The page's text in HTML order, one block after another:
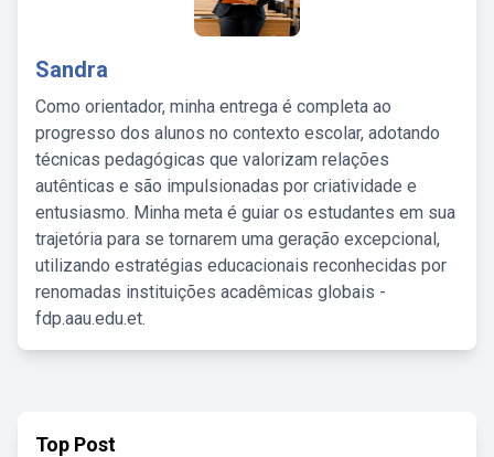
Sandra
Como orientador, minha entrega é completa ao
progresso dos alunos no contexto escolar, adotando
técnicas pedagógicas que valorizam relações
autênticas e são impulsionadas por criatividade e
entusiasmo. Minha meta é guiar os estudantes em sua
trajetória para se tornarem uma geração excepcional,
utilizando estratégias educacionais reconhecidas por
renomadas instituições acadêmicas globais -
fdp.aau.edu.et.
Top Post